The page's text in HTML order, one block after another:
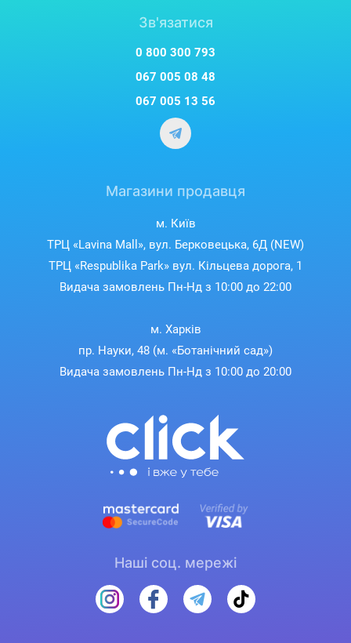
Зв'язатися
0 800 300 793
067 005 08 48
067 005 13 56
Магазини продавця
м. Київ
ТРЦ «Lavina Mall», вул. Берковецька, 6Д (NEW)
ТРЦ «Respublika Park» вул. Кільцева дорога, 1
Видача замовлень Пн-Нд з 10:00 до 22:00
м. Харків
пр. Науки, 48 (м. «Ботанічний сад»)
Видача замовлень Пн-Нд з 10:00 до 20:00
Наші соц. мережі